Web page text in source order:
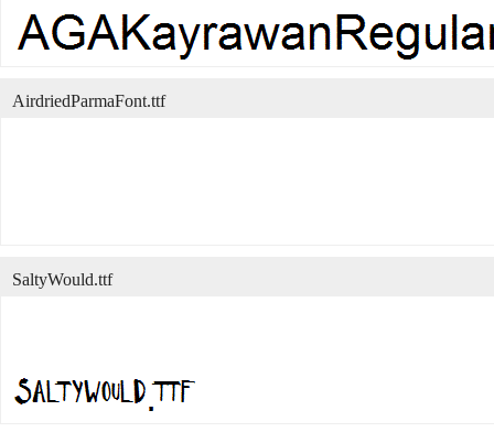
AirdriedParmaFont.ttf
SaltyWould.ttf